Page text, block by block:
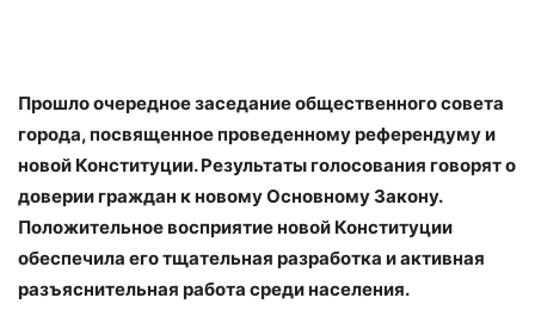
Прошло очередное заседание общественного совета
города, посвященное проведенному референдуму и
новой Конституции. Результаты голосования говорят о
доверии граждан к новому Основному Закону.
Положительное восприятие новой Конституции
обеспечила его тщательная разработка и активная
разъяснительная работа среди населения.